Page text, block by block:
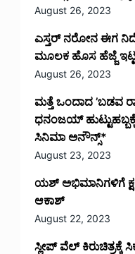
August 26, 2023
ಎಸ್ತರ್ ನರೋನ ಈಗ
ಮೂಲಕ ಹೊಸ ಹೆಜ್ಜೆ
August 26, 2023
ಮತ್ತೆ ಒಂದಾದ ’ಬಡವ
ಧನಂಜಯ್
ಸಿನಿಮಾ ಅನೌನ್ಸ್*
August 23, 2023
ಯಶ್ ಅಭಿಮಾನಿಗಳಿಗೆ
ಆಕಾಶ್
August 22, 2023
ಸ್ಲೀಪ್ ವೆಲ್ ಕಿರುಚಿತ್ರಕ್ಕೆ